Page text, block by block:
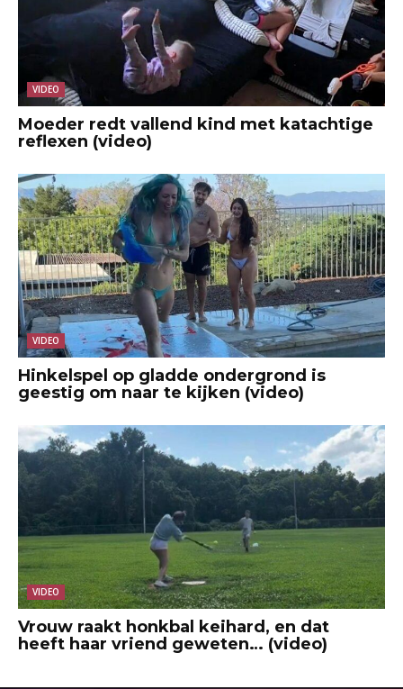
VIDEO
Moeder redt vallend kind met katachtige
reflexen (video)
VIDEO
Hinkelspel op gladde ondergrond is
geestig om naar te kijken (video)
VIDEO
Vrouw raakt honkbal keihard, en dat
heeft haar vriend geweten… (video)